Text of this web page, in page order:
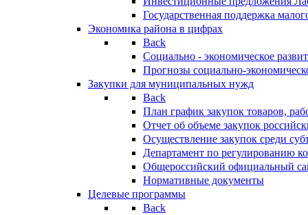
Государственная поддержка
Экономика района в цифрах
Back
Социально - экономическое
Прогнозы социально-
Закупки для муниципальных нужд
Back
План график закупок товаров,
Отчет об объеме закупок
Осуществление закупок среди
Департамент по регулированию
Общероссийский официальный
Нормативные документы
Целевые программы
Back